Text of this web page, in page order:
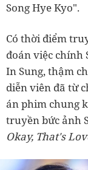
Song Hye Kyo".
Có thời điểm
đoán việc chính
In Sung, thậm
diễn viên đã từ
án phim chung
truyền bức ảnh
Okay, That's